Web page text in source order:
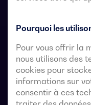
Pourquoi les
Pour vous offrir la
nous utilisons des
cookies pour
informations sur
consentir à ces
Fiches techniques
transfert